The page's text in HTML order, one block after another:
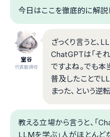
今日はここを徹底的に解説
室谷
代表取締役
ざっくり言うと、
ChatGPTは「そ
ですよね。でも
普及したことで
まった、という逆
教える立場から言うと、「
LLMを学ぶ」人がほとんど